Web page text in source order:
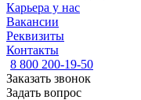
Карьера у нас
Вакансии
Реквизиты
Контакты
8 800 200-19-50
Заказать звонок
Задать вопрос